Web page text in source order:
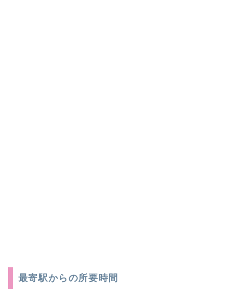
最寄駅からの所要時間